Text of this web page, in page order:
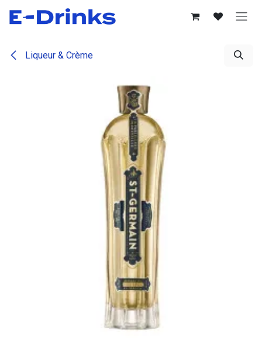
Se rendre au contenu
Liqueur & Crème